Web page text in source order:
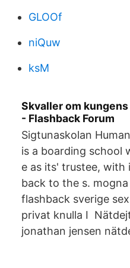
GLOOf
niQuw
ksM
Skvaller om
- Flashback Forum
Sigtunaskolan
is a boarding school
e as its' trustee,
back to the s.
flashback sverige
privat knulla I
jonathan jensen